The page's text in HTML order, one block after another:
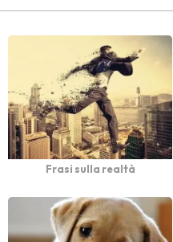
Frasi sulla realtà